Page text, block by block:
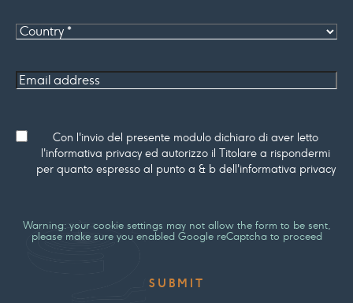
Country
Email
Con l'invio del presente modulo dichiaro di aver letto
l'informativa privacy ed autorizzo il Titolare a rispondermi
per quanto espresso al punto a & b dell'informativa privacy
Warning: your cookie settings may not allow the form to be sent,
please make sure you enabled Google reCaptcha to proceed